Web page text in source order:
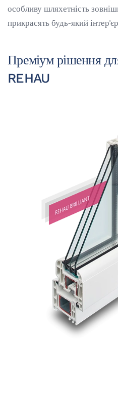
особливу шляхетність
прикрасять будь-який
Преміум рішення
REHAU